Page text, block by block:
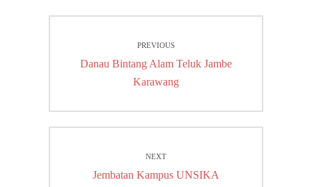
navigationPREVIOUS
Previous
Danau Bintang Alam Teluk Jambe
Karawang
NEXT
Next
Jembatan Kampus UNSIKA